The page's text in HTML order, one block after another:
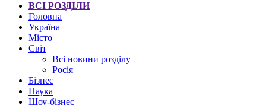
ВСІ РОЗДІЛИ
Головна
Україна
Місто
Світ
Всі новини розділу
Росія
Бізнес
Наука
Шоу-бізнес